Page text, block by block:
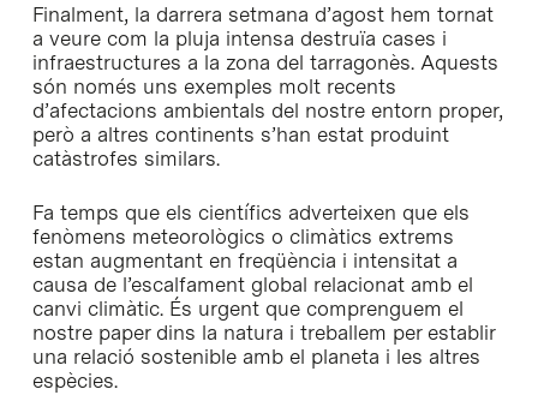
Finalment, la darrera setmana d’agost hem tornat
a veure com la pluja intensa destruïa cases i
infraestructures a la zona del tarragonès. Aquests
són només uns exemples molt recents
d’afectacions ambientals del nostre entorn proper,
però a altres continents s’han estat produint
catàstrofes similars.
Fa temps que els científics adverteixen que els
fenòmens meteorològics o climàtics extrems
estan augmentant en freqüència i intensitat a
causa de l’escalfament global relacionat amb el
canvi climàtic. És urgent que comprenguem el
nostre paper dins la natura i treballem per establir
una relació sostenible amb el planeta i les altres
espècies.